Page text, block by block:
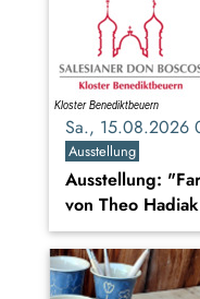
Sa., 15.08.2026
Ausstellung
Ausstellung:
von Theo